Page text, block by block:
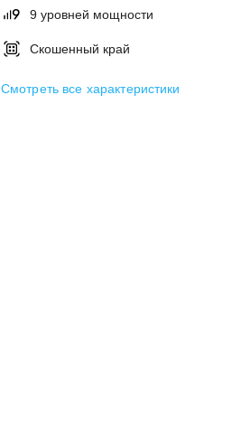
9 уровней мощности
Скошенный край
Смотреть все характеристики